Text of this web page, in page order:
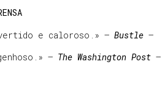
e caloroso.» – Bustle –
– The Washington Post –